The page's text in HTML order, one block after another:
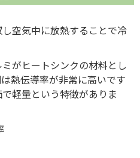
空気中に放熱することで冷
がヒートシンクの材料とし
熱伝導率が非常に高いです
軽量という特徴がありま